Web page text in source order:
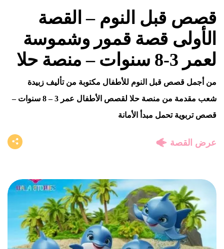
قصص قبل النوم – القصة
الأولى قصة قمور وشموسة
لعمر 3-8 سنوات – منصة حلا
من أجمل قصص قبل النوم للأطفال مكتوبة من تأليف زبيدة
شعب مقدمة من منصة حلا لقصص الأطفال عمر 3 – 8 سنوات –
قصص تربوية تحمل مبدأ الأمانة
عرض القصة